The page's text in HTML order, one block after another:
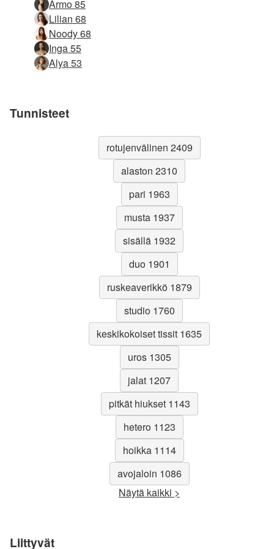
Armo 85
Lilian 68
Noody 68
Inga 55
Alya 53
Tunnisteet
rotujenvälinen 2409
alaston 2310
pari 1963
musta 1937
sisällä 1932
duo 1901
ruskeaverikkö 1879
studio 1760
keskikokoiset tissit 1635
uros 1305
jalat 1207
pitkät hiukset 1143
hetero 1123
hoikka 1114
avojaloin 1086
Näytä kaikki >
Liittyvät